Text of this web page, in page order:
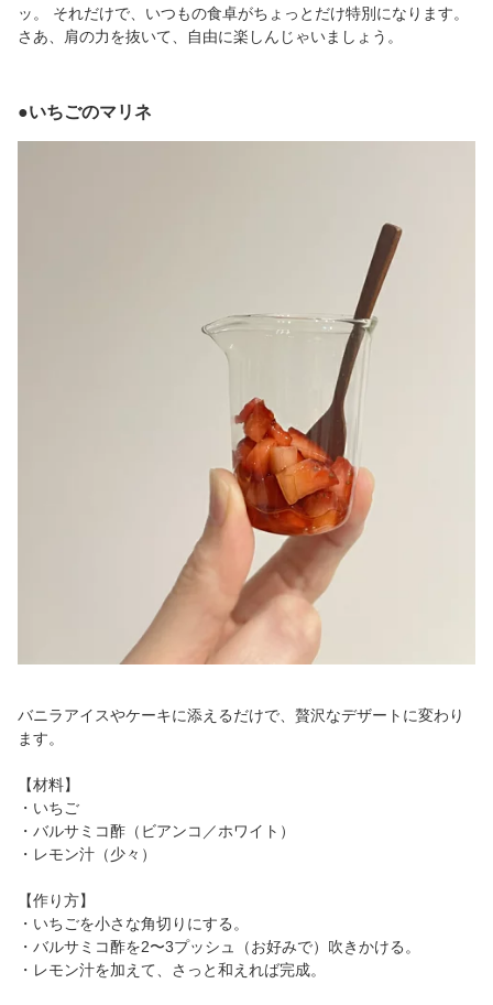
ッ。 それだけで、いつもの食卓がちょっとだけ特別になります。
さあ、肩の力を抜いて、自由に楽しんじゃいましょう。
●いちごのマリネ
バニラアイスやケーキに添えるだけで、贅沢なデザートに変わり
ます。
【材料】
・いちご
・バルサミコ酢（ビアンコ／ホワイト）
・レモン汁（少々）
【作り方】
・いちごを小さな角切りにする。
・バルサミコ酢を2〜3プッシュ（お好みで）吹きかける。
・レモン汁を加えて、さっと和えれば完成。